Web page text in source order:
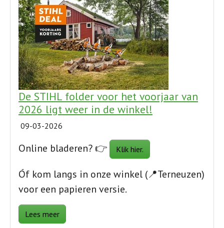
De STIHL folder voor het voorjaar van
2026 ligt weer in de winkel!
09-03-2026
Online bladeren? 👉 Klik hier.
Óf kom langs in onze winkel (📍Terneuzen)
voor een papieren versie.
Lees meer